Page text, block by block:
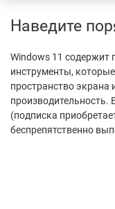
Наведите
Windows 11 содержит
инструменты,
пространство экрана
производительность.
(подписка
беспрепятственно